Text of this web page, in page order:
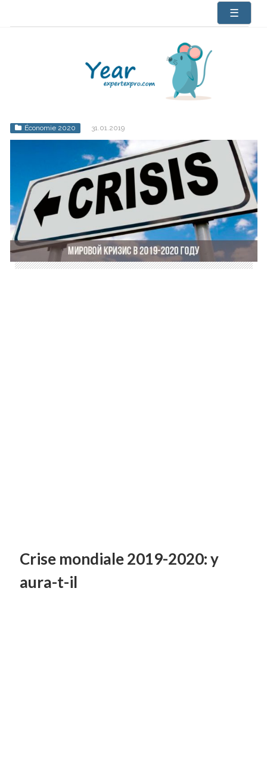
☰
Économie 2020 31.01.2019
Crise mondiale 2019-2020: y
aura-t-il